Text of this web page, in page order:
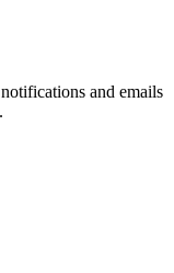
and emails